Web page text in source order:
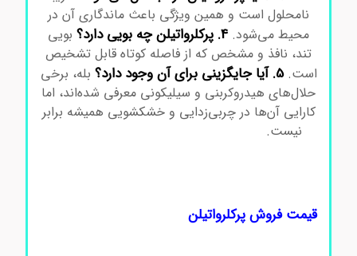
نامحلول است و همین ویژگی باعث ماندگاری آن در
محیط می‌شود.4. پرکلرواتیلن چه بویی دارد؟
بویی
تند، نافذ و مشخص که از فاصله کوتاه قابل تشخیص
است.5. آیا جایگزینی برای آن وجود دارد؟
بله، برخی
حلال‌های هیدروکربنی و سیلیکونی معرفی شده‌اند، اما
کارایی آن‌ها در چربی‌زدایی و خشکشویی همیشه برابر
نیست.خرید پرکلرواتیلن خرید پرکلرواتیلن خرید
قیمت فروش پرکلرواتیلن